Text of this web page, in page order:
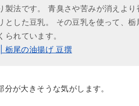
製法です。 青臭さや苦みが消えより
とした豆乳。 その豆乳を使って、栃
られています。
栃尾の油揚げ 豆撰
が大きそうな気がします。